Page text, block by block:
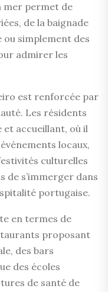
mer permet de
de la baignade
ou simplement des
admirer les
est renforcée par
Les résidents
et accueillant, où il
locaux,
culturelles
de s’immerger dans
portugaise.
en termes de
proposant
des bars
des écoles
de santé de